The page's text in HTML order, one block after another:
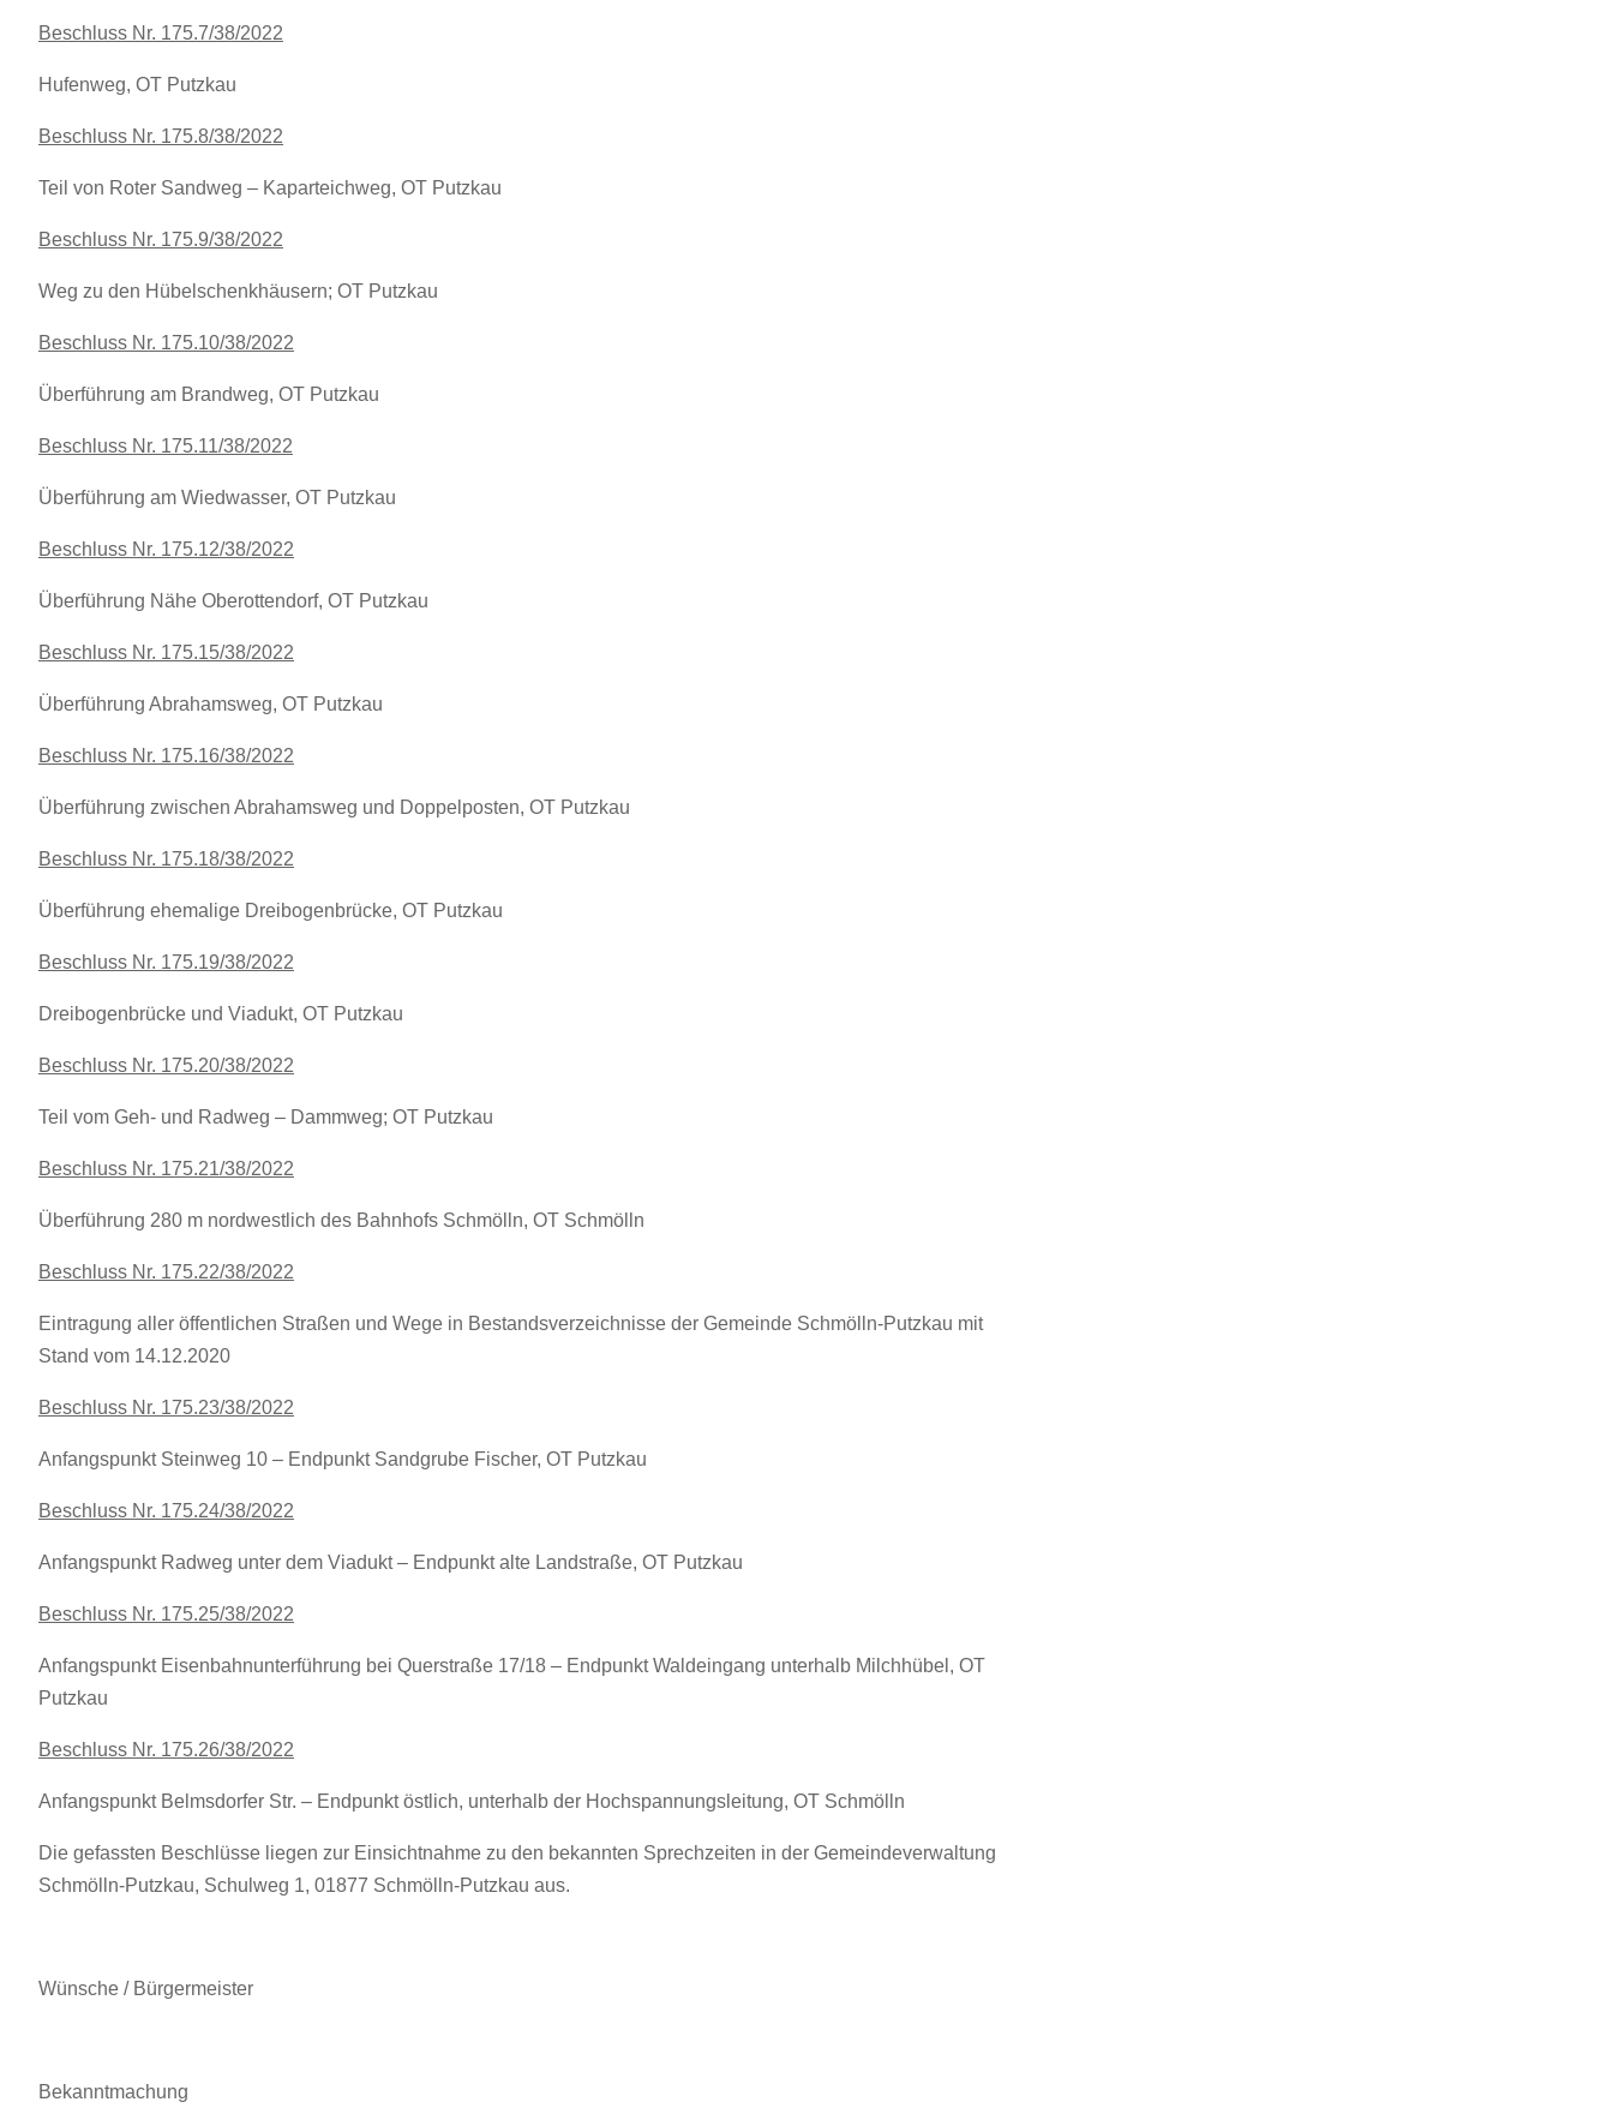
Beschluss Nr. 175.7/38/2022
Hufenweg, OT Putzkau
Beschluss Nr. 175.8/38/2022
Teil von Roter Sandweg – Kaparteichweg, OT Putzkau
Beschluss Nr. 175.9/38/2022
Weg zu den Hübelschenkhäusern; OT Putzkau
Beschluss Nr. 175.10/38/2022
Überführung am Brandweg, OT Putzkau
Beschluss Nr. 175.11/38/2022
Überführung am Wiedwasser, OT Putzkau
Beschluss Nr. 175.12/38/2022
Überführung Nähe Oberottendorf, OT Putzkau
Beschluss Nr. 175.15/38/2022
Überführung Abrahamsweg, OT Putzkau
Beschluss Nr. 175.16/38/2022
Überführung zwischen Abrahamsweg und Doppelposten, OT Putzkau
Beschluss Nr. 175.18/38/2022
Überführung ehemalige Dreibogenbrücke, OT Putzkau
Beschluss Nr. 175.19/38/2022
Dreibogenbrücke und Viadukt, OT Putzkau
Beschluss Nr. 175.20/38/2022
Teil vom Geh- und Radweg – Dammweg; OT Putzkau
Beschluss Nr. 175.21/38/2022
Überführung 280 m nordwestlich des Bahnhofs Schmölln, OT Schmölln
Beschluss Nr. 175.22/38/2022
Eintragung aller öffentlichen Straßen und Wege in Bestandsverzeichnisse der Gemeinde Schmölln-Putzkau mit
Stand vom 14.12.2020
Beschluss Nr. 175.23/38/2022
Anfangspunkt Steinweg 10 – Endpunkt Sandgrube Fischer, OT Putzkau
Beschluss Nr. 175.24/38/2022
Anfangspunkt Radweg unter dem Viadukt – Endpunkt alte Landstraße, OT Putzkau
Beschluss Nr. 175.25/38/2022
Anfangspunkt Eisenbahnunterführung bei Querstraße 17/18 – Endpunkt Waldeingang unterhalb Milchhübel, OT
Putzkau
Beschluss Nr. 175.26/38/2022
Anfangspunkt Belmsdorfer Str. – Endpunkt östlich, unterhalb der Hochspannungsleitung, OT Schmölln
Die gefassten Beschlüsse liegen zur Einsichtnahme zu den bekannten Sprechzeiten in der Gemeindeverwaltung
Schmölln-Putzkau, Schulweg 1, 01877 Schmölln-Putzkau aus.
Wünsche / Bürgermeister
Bekanntmachung